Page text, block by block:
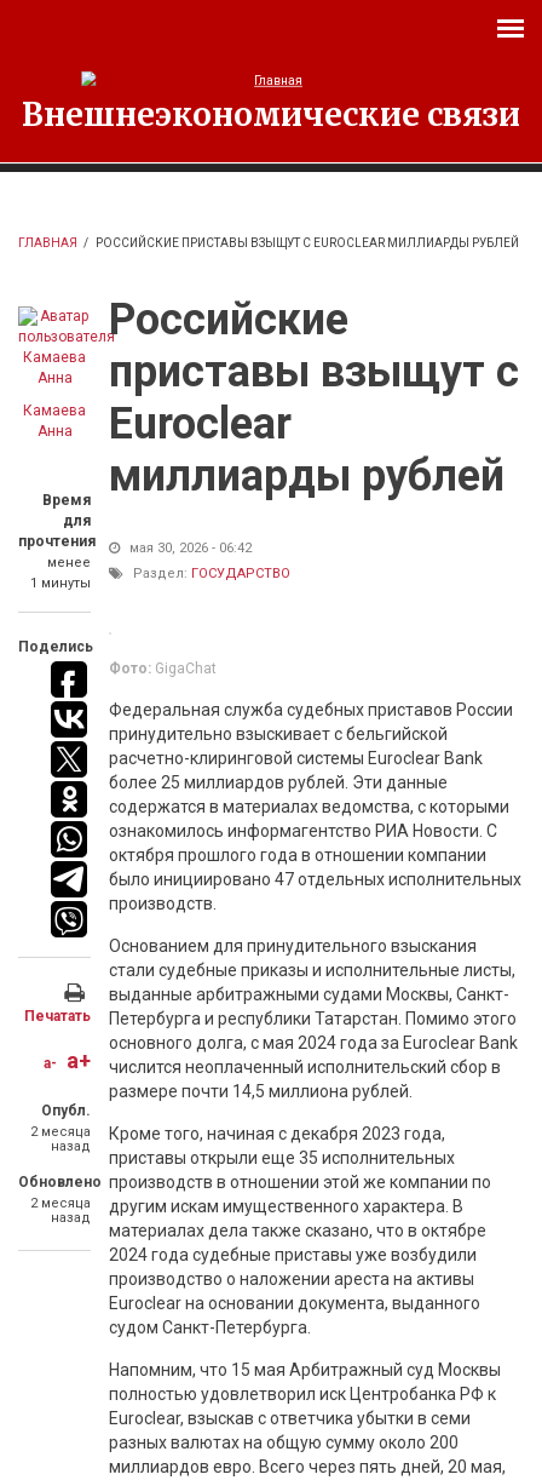
Внешнеэкономические связи
ГЛАВНАЯ / РОССИЙСКИЕ ПРИСТАВЫ ВЗЫЩУТ С EUROCLEAR МИЛЛИАРДЫ РУБЛЕЙ
Камаева
Анна
Время
для
прочтения
менее
1 минуты
Поделись
Печатать
a- a+
Опубл.
2 месяца
назад
Обновлено
2 месяца
назад
Российские
приставы взыщут с
Euroclear
миллиарды рублей
мая 30, 2026 - 06:42
Раздел: ГОСУДАРСТВО
Фото: GigaChat
Федеральная служба судебных приставов России
принудительно взыскивает с бельгийской
расчетно-клиринговой системы Euroclear Bank
более 25 миллиардов рублей. Эти данные
содержатся в материалах ведомства, с которыми
ознакомилось информагентство РИА Новости. С
октября прошлого года в отношении компании
было инициировано 47 отдельных исполнительных
производств.
Основанием для принудительного взыскания
стали судебные приказы и исполнительные листы,
выданные арбитражными судами Москвы, Санкт-
Петербурга и республики Татарстан. Помимо этого
основного долга, с мая 2024 года за Euroclear Bank
числится неоплаченный исполнительский сбор в
размере почти 14,5 миллиона рублей.
Кроме того, начиная с декабря 2023 года,
приставы открыли еще 35 исполнительных
производств в отношении этой же компании по
другим искам имущественного характера. В
материалах дела также сказано, что в октябре
2024 года судебные приставы уже возбудили
производство о наложении ареста на активы
Euroclear на основании документа, выданного
судом Санкт-Петербурга.
Напомним, что 15 мая Арбитражный суд Москвы
полностью удовлетворил иск Центробанка РФ к
Euroclear, взыскав с ответчика убытки в семи
разных валютах на общую сумму около 200
миллиардов евро. Всего через пять дней, 20 мая,